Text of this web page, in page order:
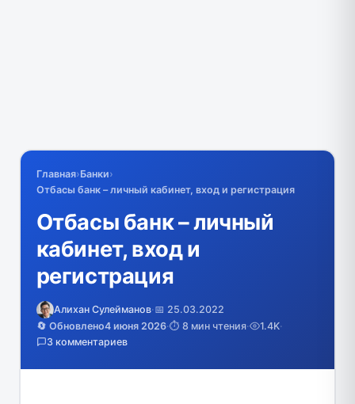
Главная›Банки›
Отбасы банк – личный кабинет, вход и регистрация
Отбасы банк – личный
кабинет, вход и
регистрация
Алихан Сулейманов·📅 25.03.2022
🔄 Обновлено4 июня 2026·⏱️ 8 мин чтения· 1.4K·
3 комментариев